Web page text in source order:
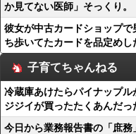
か見てない医師」そっくり。
彼女が中古カードショップ
ち歩いてたカードを品定めし
子育てちゃんねる
冷蔵庫あけたらパイナップ
ジジイが買ったたくあんだっ
今日から業務報告書の「庶